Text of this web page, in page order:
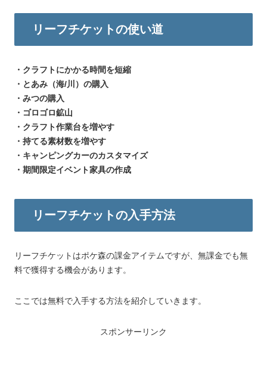
リーフチケットの使い道
・クラフトにかかる時間を短縮
・とあみ（海/川）の購入
・みつの購入
・ゴロゴロ鉱山
・クラフト作業台を増やす
・持てる素材数を増やす
・キャンピングカーのカスタマイズ
・期間限定イベント家具の作成
リーフチケットの入手方法
リーフチケットはポケ森の課金アイテムですが、無課金でも無
料で獲得する機会があります。
ここでは無料で入手する方法を紹介していきます。
スポンサーリンク